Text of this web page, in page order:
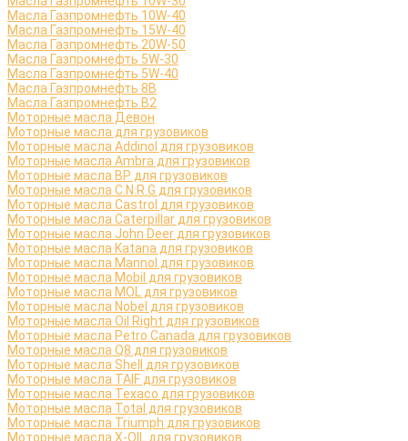
Масла Газпромнефть 10W-40
Масла Газпромнефть 15W-40
Масла Газпромнефть 20W-50
Масла Газпромнефть 5W-30
Масла Газпромнефть 5W-40
Масла Газпромнефть 8B
Масла Газпромнефть B2
Моторные масла Девон
Моторные масла для грузовиков
Моторные масла Addinol для грузовиков
Моторные масла Ambra для грузовиков
Моторные масла BP для грузовиков
Моторные масла C.N.R.G для грузовиков
Моторные масла Castrol для грузовиков
Моторные масла Caterpillar для грузовиков
Моторные масла John Deer для грузовиков
Моторные масла Katana для грузовиков
Моторные масла Mannol для грузовиков
Моторные масла Mobil для грузовиков
Моторные масла MOL для грузовиков
Моторные масла Nobel для грузовиков
Моторные масла Oil Right для грузовиков
Моторные масла Petro Canada для грузовиков
Моторные масла Q8 для грузовиков
Моторные масла Shell для грузовиков
Моторные масла TAIF для грузовиков
Моторные масла Texaco для грузовиков
Моторные масла Total для грузовиков
Моторные масла Triumph для грузовиков
Моторные масла X-OIL для грузовиков